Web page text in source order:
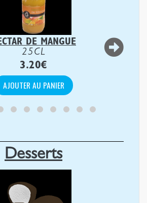
DE MANGUE
25CL
3.20€
AJOUTER AU PANIER
Desserts